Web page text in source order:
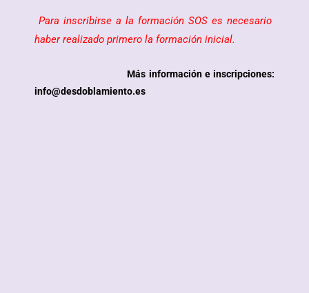
Para inscribirse a la formación SOS es necesario
haber realizado primero la formación inicial.
Más información e inscripciones:
info@desdoblamiento.es